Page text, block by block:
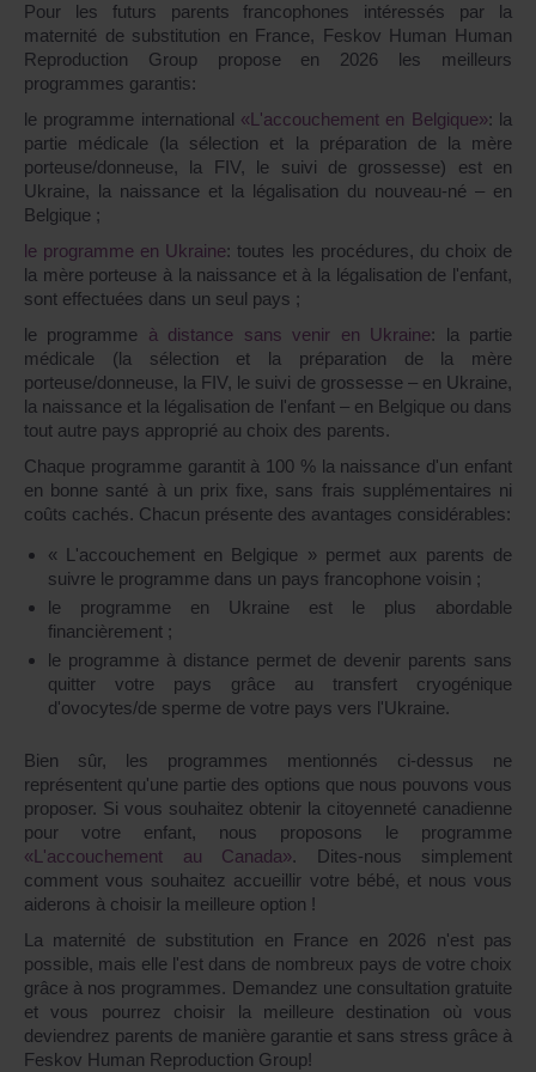
Pour les futurs parents francophones intéressés par la
maternité de substitution en France, Feskov Human Human
Reproduction Group propose en 2026 les meilleurs
programmes garantis:
le programme international «L'accouchement en Belgique»: la
partie médicale (la sélection et la préparation de la mère
porteuse/donneuse, la FIV, le suivi de grossesse) est en
Ukraine, la naissance et la légalisation du nouveau-né – en
Belgique ;
le programme en Ukraine: toutes les procédures, du choix de
la mère porteuse à la naissance et à la légalisation de l'enfant,
sont effectuées dans un seul pays ;
le programme à distance sans venir en Ukraine: la partie
médicale (la sélection et la préparation de la mère
porteuse/donneuse, la FIV, le suivi de grossesse – en Ukraine,
la naissance et la légalisation de l'enfant – en Belgique ou dans
tout autre pays approprié au choix des parents.
Chaque programme garantit à 100 % la naissance d'un enfant
en bonne santé à un prix fixe, sans frais supplémentaires ni
coûts cachés. Chacun présente des avantages considérables:
« L'accouchement en Belgique » permet aux parents de
suivre le programme dans un pays francophone voisin ;
le programme en Ukraine est le plus abordable
financièrement ;
le programme à distance permet de devenir parents sans
quitter votre pays grâce au transfert cryogénique
d'ovocytes/de sperme de votre pays vers l'Ukraine.
Bien sûr, les programmes mentionnés ci-dessus ne
représentent qu'une partie des options que nous pouvons vous
proposer. Si vous souhaitez obtenir la citoyenneté canadienne
pour votre enfant, nous proposons le programme
«L'accouchement au Canada». Dites-nous simplement
comment vous souhaitez accueillir votre bébé, et nous vous
aiderons à choisir la meilleure option !
La maternité de substitution en France en 2026 n'est pas
possible, mais elle l'est dans de nombreux pays de votre choix
grâce à nos programmes. Demandez une consultation gratuite
et vous pourrez choisir la meilleure destination où vous
deviendrez parents de manière garantie et sans stress grâce à
Feskov Human Reproduction Group!